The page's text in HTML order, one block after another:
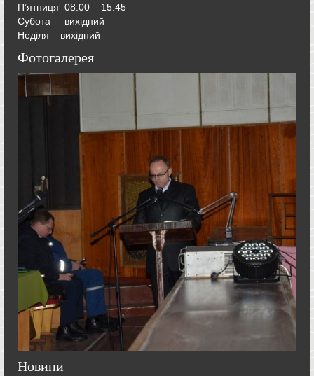
П’ятниця 08:00 – 15:45
Субота – вихідний
Неділя – вихідний
Фотогалерея
Новини